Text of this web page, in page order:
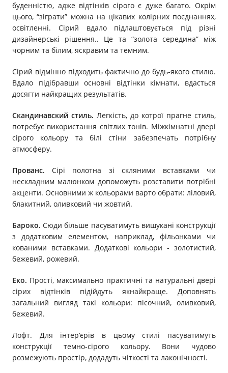
буденністю, адже відтінків сірого є дуже багато. Окрім
цього, “зіграти” можна на цікавих колірних поєднаннях,
освітленні. Сірий вдало підлаштовується під різні
дизайнерські рішення.. Це та “золота середина” між
чорним та білим, яскравим та темним.
Сірий відмінно підходить фактично до будь-якого стилю.
Вдало підібравши основні відтінки кімнати, вдасться
досягти найкращих результатів.
Скандинавский стиль. Легкість, до котрої прагне стиль,
потребує використання світлих тонів. Міжкімнатні двері
сірого кольору та білі стіни забезпечать потрібну
атмосферу.
Прованс.Сірі полотна зі скляними вставками чи
нескладним малюнком допоможуть розставити потрібні
акценти. Основними ж кольорами варто обрати: ліловий,
блакитний, оливковий чи жовтий.
Бароко.Сюди більше пасуватимуть вишукані конструкції
з додатковим елементом, наприклад, фільонками чи
кованими вставками. Додаткові кольори - золотистий,
бежевий, рожевий.
Еко. Прості, максимально практичні та натуральні двері
сірих відтінків підійдуть якнайкраще. Доповнять
загальний вигляд такі кольори: пісочний, оливковий,
бежевий.
Лофт. Для інтер’єрів в цьому стилі пасуватимуть
конструкції темно-сірого кольору. Вони чудово
розмежують простір, додадуть чіткості та лаконічності.